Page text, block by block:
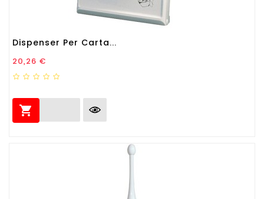
Dispenser Per Carta...
Prezzo
20,26 €
